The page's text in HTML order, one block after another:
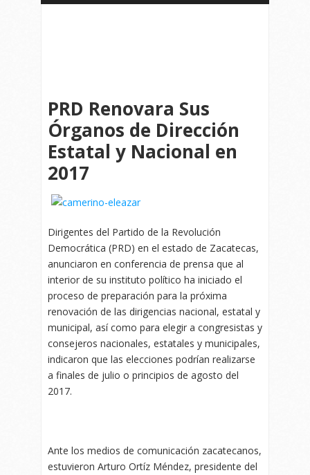
PRD Renovara Sus
Órganos de Dirección
Estatal y Nacional en
2017
Dirigentes del Partido de la Revolución
Democrática (PRD) en el estado de Zacatecas,
anunciaron en conferencia de prensa que al
interior de su instituto político ha iniciado el
proceso de preparación para la próxima
renovación de las dirigencias nacional, estatal y
municipal, así como para elegir a congresistas y
consejeros nacionales, estatales y municipales,
indicaron que las elecciones podrían realizarse
a finales de julio o principios de agosto del
2017.
Ante los medios de comunicación zacatecanos,
estuvieron Arturo Ortíz Méndez, presidente del